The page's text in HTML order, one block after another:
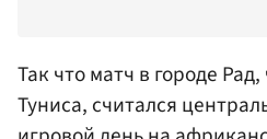
Так что матч в городе
Туниса, считался